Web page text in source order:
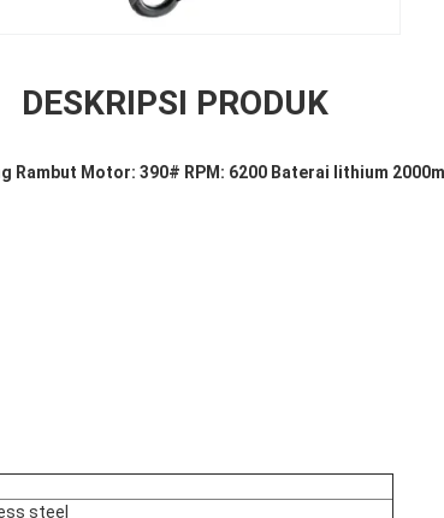
DESKRIPSI PRODUK
Rambut Motor: 390# RPM: 6200 Baterai lithium
steel